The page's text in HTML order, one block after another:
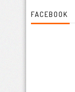
FACEBOOK